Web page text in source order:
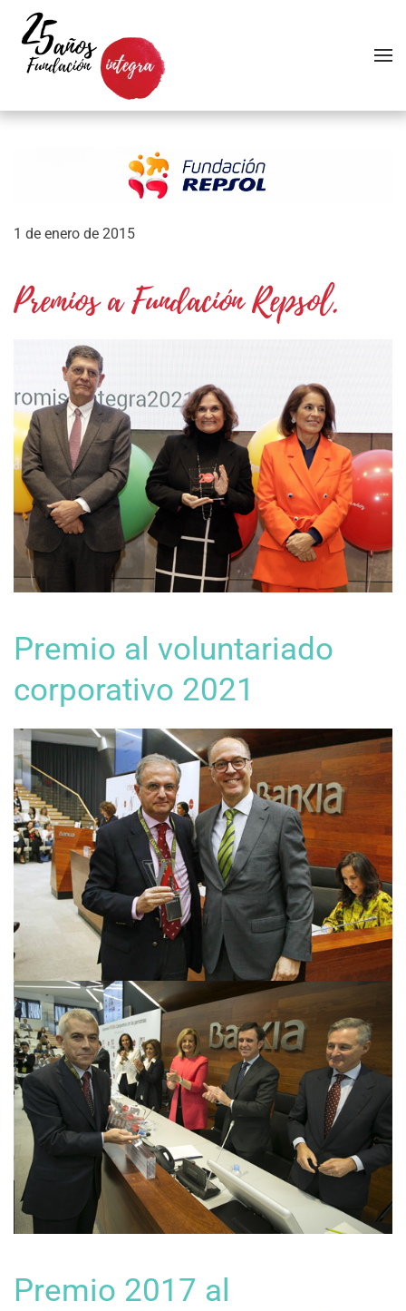
Skip to main content
1 de enero de 2015
Premios a Fundación Repsol.
Premio al voluntariado
corporativo 2021
Premio 2017 al